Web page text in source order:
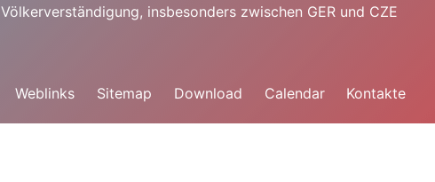
Völkerverständigung, insbesonders zwischen GER und CZE
Weblinks Sitemap Download Calendar Kontakte